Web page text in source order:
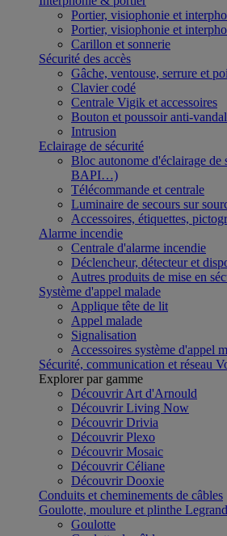
Portier, visiophonie et
Portier, visiophonie et
Carillon et sonnerie
Sécurité des accès
Gâche, ventouse, serrure et
Clavier codé
Centrale Vigik et accessoires
Bouton et poussoir anti-
Intrusion
Eclairage de sécurité
Bloc autonome d'éclairage
BAPI…)
Télécommande et centrale
Luminaire de secours sur
Accessoires, étiquettes,
Alarme incendie
Centrale d'alarme incendie
Déclencheur, détecteur et
Autres produits de mise en
Système d'appel malade
Applique tête de lit
Appel malade
Signalisation
Accessoires système d'appel
Sécurité, communication et réseau
Explorer par gamme
Découvrir Art d'Arnould
Découvrir Living Now
Découvrir Drivia
Découvrir Plexo
Découvrir Mosaic
Découvrir Céliane
Découvrir Dooxie
Conduits et cheminements de câbles
Goulotte, moulure et plinthe Legrand
Goulotte